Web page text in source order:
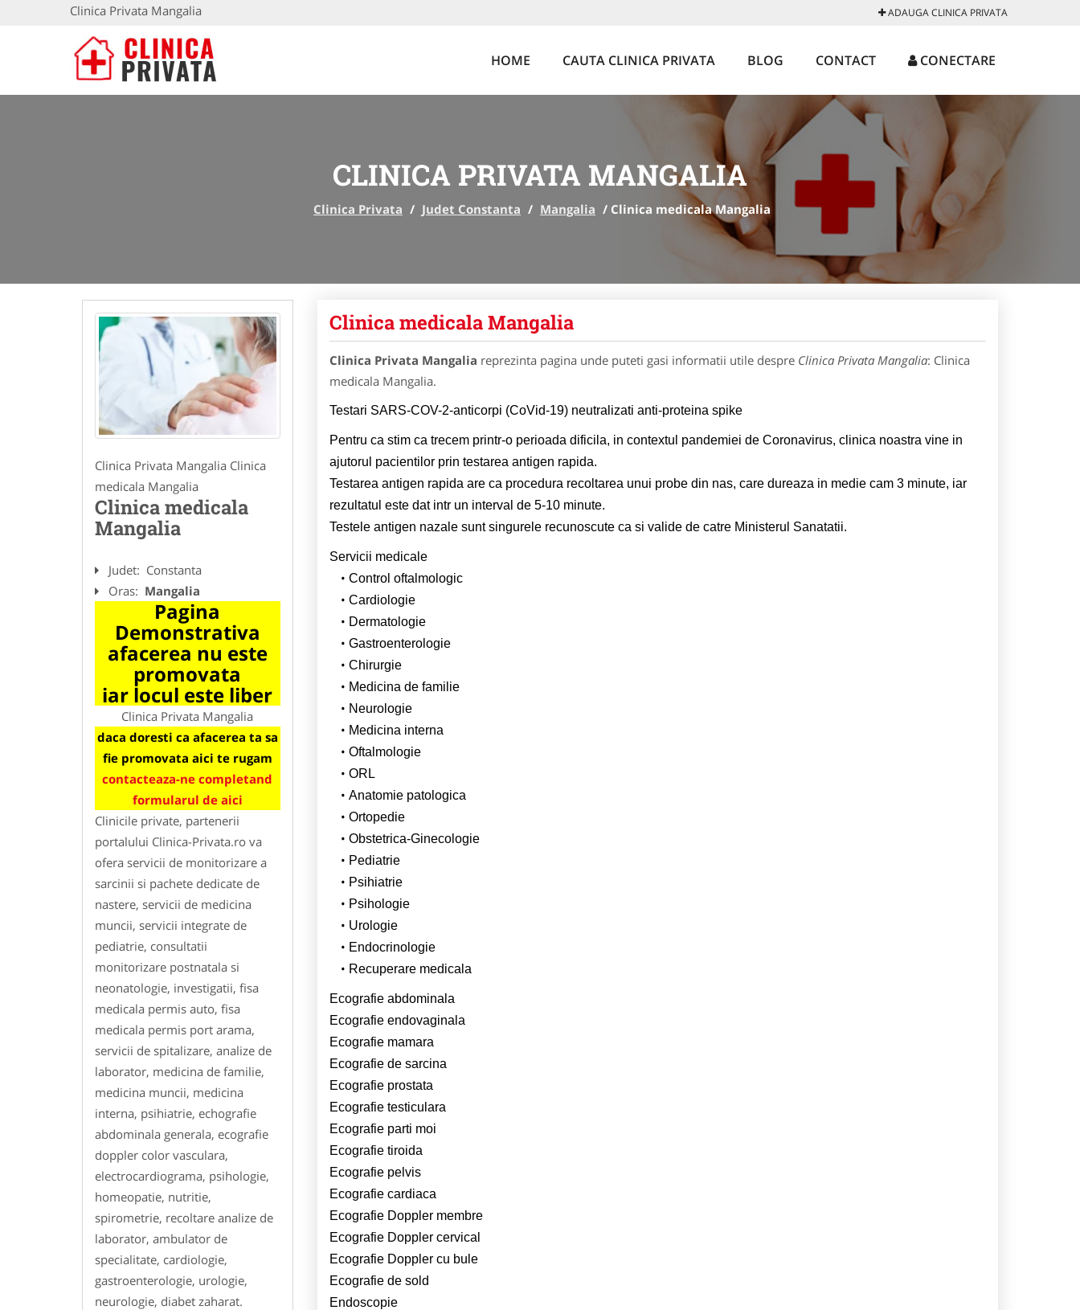
Clinica Privata Mangalia ADAUGA CLINICA PRIVATA
HOME CAUTA CLINICA PRIVATA BLOG CONTACT CONECTARE
CLINICA PRIVATA MANGALIA
Clinica Privata / Judet Constanta / Mangalia / Clinica medicala Mangalia
Clinica Privata Mangalia Clinica
medicala Mangalia
Clinica medicala
Mangalia
Judet: Constanta
Oras: Mangalia
Pagina
Demonstrativa
afacerea nu este
promovata
iar locul este liber
Clinica Privata Mangalia
daca doresti ca afacerea ta sa
fie promovata aici te rugam
contacteaza-ne completand
formularul de aici
Clinicile private, partenerii
portalului Clinica-Privata.ro va
ofera servicii de monitorizare a
sarcinii si pachete dedicate de
nastere, servicii de medicina
muncii, servicii integrate de
pediatrie, consultatii
monitorizare postnatala si
neonatologie, investigatii, fisa
medicala permis auto, fisa
medicala permis port arama,
servicii de spitalizare, analize de
laborator, medicina de familie,
medicina muncii, medicina
interna, psihiatrie, echografie
abdominala generala, ecografie
doppler color vasculara,
electrocardiograma, psihologie,
homeopatie, nutritie,
spirometrie, recoltare analize de
laborator, ambulator de
specialitate, cardiologie,
gastroenterologie, urologie,
neurologie, diabet zaharat.
Clinica medicala Mangalia
Clinica Privata Mangalia reprezinta pagina unde puteti gasi informatii utile despre Clinica Privata Mangalia: Clinica
medicala Mangalia.
Testari SARS-COV-2-anticorpi (CoVid-19) neutralizati anti-proteina spike
Pentru ca stim ca trecem printr-o perioada dificila, in contextul pandemiei de Coronavirus, clinica noastra vine in
ajutorul pacientilor prin testarea antigen rapida.
Testarea antigen rapida are ca procedura recoltarea unui probe din nas, care dureaza in medie cam 3 minute, iar
rezultatul este dat intr un interval de 5-10 minute.
Testele antigen nazale sunt singurele recunoscute ca si valide de catre Ministerul Sanatatii.
Servicii medicale
Control oftalmologic
Cardiologie
Dermatologie
Gastroenterologie
Chirurgie
Medicina de familie
Neurologie
Medicina interna
Oftalmologie
ORL
Anatomie patologica
Ortopedie
Obstetrica-Ginecologie
Pediatrie
Psihiatrie
Psihologie
Urologie
Endocrinologie
Recuperare medicala
Ecografie abdominala
Ecografie endovaginala
Ecografie mamara
Ecografie de sarcina
Ecografie prostata
Ecografie testiculara
Ecografie parti moi
Ecografie tiroida
Ecografie pelvis
Ecografie cardiaca
Ecografie Doppler membre
Ecografie Doppler cervical
Ecografie Doppler cu bule
Ecografie de sold
Endoscopie